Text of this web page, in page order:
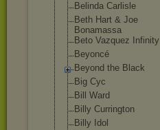
Belinda Carlisle
Beth Hart & Joe
Bonamassa
Beto Vazquez Infinity
Beyoncé
Beyond the Black
Big Cyc
Bill Ward
Billy Currington
Billy Idol